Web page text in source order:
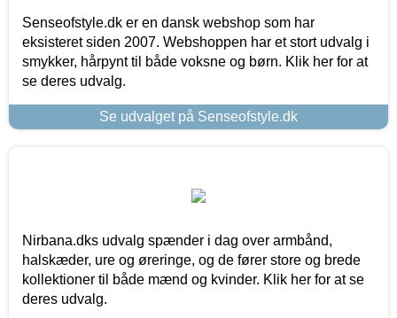
Senseofstyle.dk er en dansk webshop som har
eksisteret siden 2007. Webshoppen har et stort udvalg i
smykker, hårpynt til både voksne og børn. Klik her for at
se deres udvalg.
Se udvalget på Senseofstyle.dk
Nirbana.dks udvalg spænder i dag over armbånd,
halskæder, ure og øreringe, og de fører store og brede
kollektioner til både mænd og kvinder. Klik her for at se
deres udvalg.